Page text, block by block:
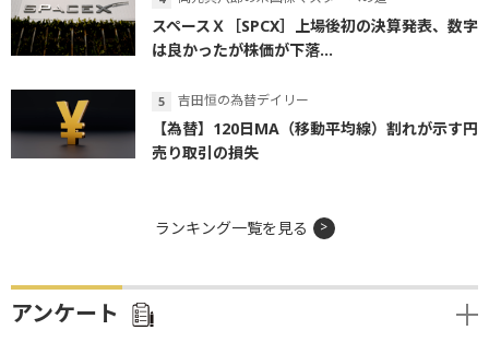
スペースＸ［SPCX］上場後初の決算発表、数字
は良かったが株価が下落...
吉田恒の為替デイリー
【為替】120日MA（移動平均線）割れが示す円
売り取引の損失
ランキング一覧を見る
アンケート